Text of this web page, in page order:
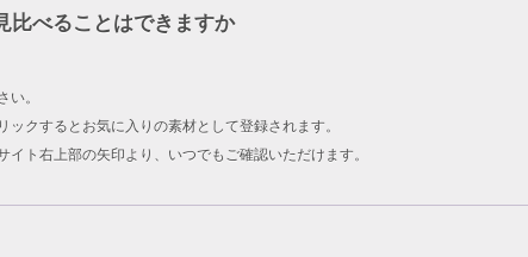
比べることはできますか
い。
ックするとお気に入りの素材として登録されます。
イト右上部の矢印より、いつでもご確認いただけます。